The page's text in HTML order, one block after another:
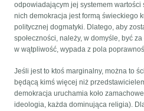
odpowiadającym jej systemem
nich demokracja jest formą świeckiego
politycznej dogmatyki. Dlatego, aby
społeczności, należy, w domyśle, być
w wątpliwość, wypada z pola
Jeśli jest to ktoś marginalny, można to
będącą kimś więcej niż
demokracja uruchamia koło
ideologia, każda dominująca religia).